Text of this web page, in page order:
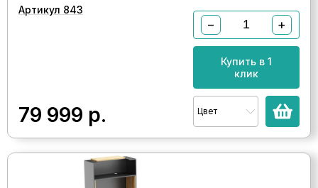
Артикул 843
79 999 р.
− +
Купить в 1
клик
Цвет